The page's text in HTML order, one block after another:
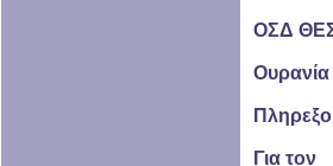
ΟΣΔ
Για τον